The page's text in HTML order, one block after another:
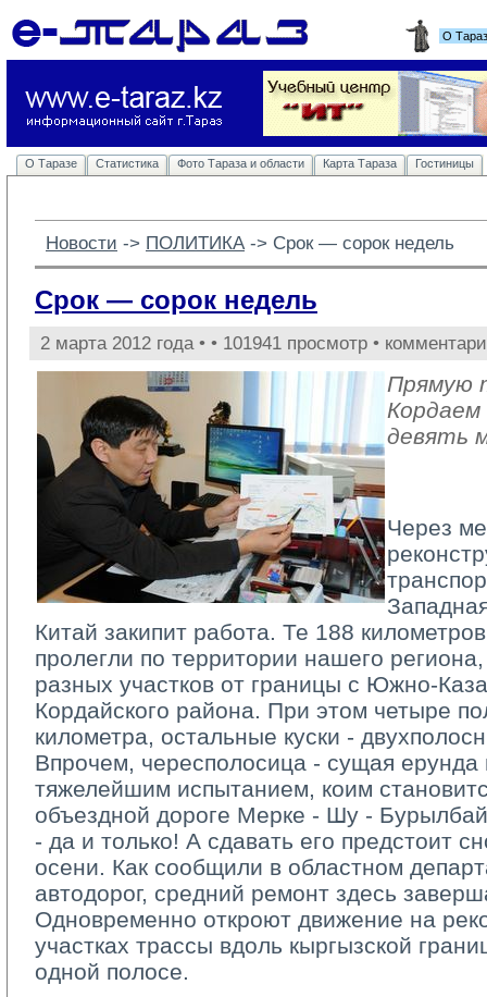
О
О Таразе Статистика Фото Тараза и области Карта Тараза Гостиницы
Новости -> ПОЛИТИКА -> Срок — сорок недель
Срок — сорок недель
2 марта 2012 года • • 101941 просмотр •
Прямую
девять
Через
Китай закипит работа. Те 188
пролегли по территории нашего
разных участков от границы с Южно-
Кордайского района. При этом четыре
километра, остальные куски -
Впрочем, чересполосица - сущая ерунда
тяжелейшим испытанием, коим
объездной дороге Мерке - Шу -
- да и только! А сдавать его предстоит
осени. Как сообщили в областном
автодорог, средний ремонт здесь
Одновременно откроют движение на
участках трассы вдоль кыргызской
одной полосе.